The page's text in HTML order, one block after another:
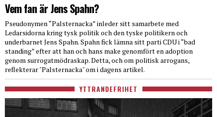
Vem fan är Jens Spahn?
Pseudonymen “Palsternacka” inleder sitt samarbete med
Ledarsidorna kring tysk politik och den tyske politikern och
underbarnet Jens Spahn. Spahn fick lämna sitt parti CDU i “bad
standing” efter att han och hans make genomfört en adoption
genom surrogatmödraskap. Detta, och om politisk arrogans,
reflekterar "Palsternacka" om i dagens artikel.
YTTRANDEFRIHET